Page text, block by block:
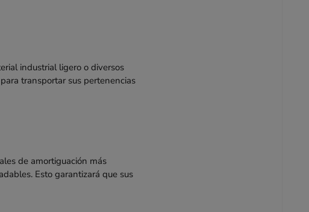
industrial ligero o diversos
transportar sus pertenencias
de amortiguación más
Esto garantizará que sus